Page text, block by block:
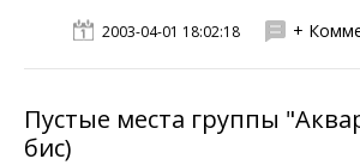
2003-04-01 18:02:18 +
Пустые места группы
бис)